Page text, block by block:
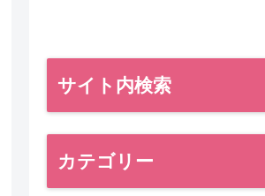
サイト内検索
カテゴリー